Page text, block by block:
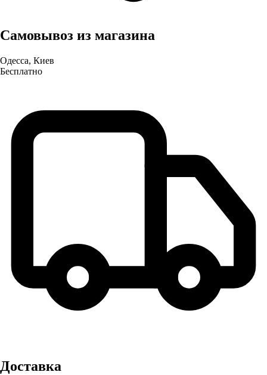
Самовывоз из магазина
Одесса, Киев
Бесплатно
Доставка